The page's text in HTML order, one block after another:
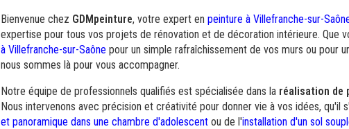
Bienvenue chez GDMpeinture, votre expert en peinture à Villefranche-sur-
expertise pour tous vos projets de rénovation et de décoration intérieure. Que
à Villefranche-sur-Saône pour un simple rafraîchissement de vos murs ou pour
nous sommes là pour vous accompagner.
Notre équipe de professionnels qualifiés est spécialisée dans la réalisation de
Nous intervenons avec précision et créativité pour donner vie à vos idées, qu'il
et panoramique dans une chambre d'adolescent ou de l'installation d'un sol